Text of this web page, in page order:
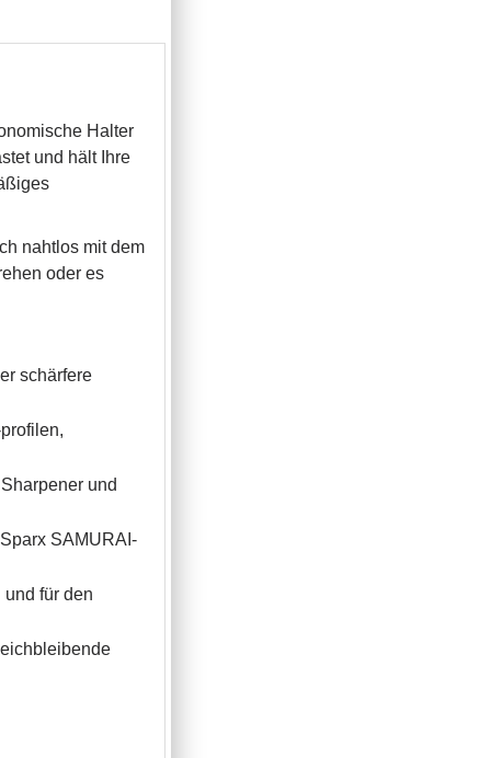
Halter
und hält Ihre
nahtlos mit dem
oder es
schärfere
und
SAMURAI-
für den